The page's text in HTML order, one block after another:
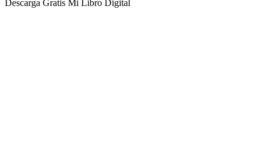
Descarga Gratis Mi Libro Digital